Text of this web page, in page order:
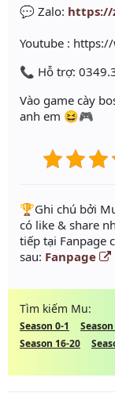
💬 Zalo: https://
Youtube :
📞 Hỗ trợ:
Vào game cày
anh em 😆🎮
️🏆Ghi chú bởi
có like & share
tiếp tại Fanpage
sau: Fanpage
Tìm kiếm Mu:
Season 0-1
Season 16-20